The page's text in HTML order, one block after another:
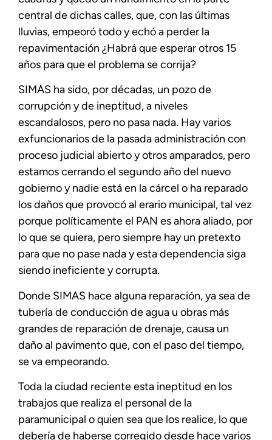
central de dichas calles, que, con las últimas
lluvias, empeoró todo y echó a perder la
repavimentación ¿Habrá que esperar otros 15
años para que el problema se corrija?
SIMAS ha sido, por décadas, un pozo de
corrupción y de ineptitud, a niveles
escandalosos, pero no pasa nada. Hay varios
exfuncionarios de la pasada administración con
proceso judicial abierto y otros amparados, pero
estamos cerrando el segundo año del nuevo
gobierno y nadie está en la cárcel o ha reparado
los daños que provocó al erario municipal, tal vez
porque políticamente el PAN es ahora aliado, por
lo que se quiera, pero siempre hay un pretexto
para que no pase nada y esta dependencia siga
siendo ineficiente y corrupta.
Donde SIMAS hace alguna reparación, ya sea de
tubería de conducción de agua u obras más
grandes de reparación de drenaje, causa un
daño al pavimento que, con el paso del tiempo,
se va empeorando.
Toda la ciudad reciente esta ineptitud en los
trabajos que realiza el personal de la
paramunicipal o quien sea que los realice, lo que
debería de haberse corregido desde hace varios